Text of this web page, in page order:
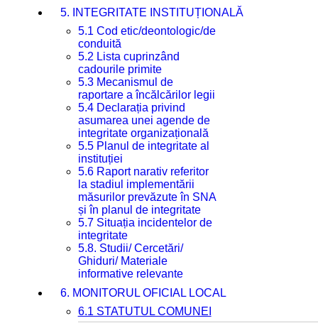
5. INTEGRITATE INSTITUȚIONALĂ
5.1 Cod etic/deontologic/de
conduită
5.2 Lista cuprinzând
cadourile primite
5.3 Mecanismul de
raportare a încălcărilor legii
5.4 Declarația privind
asumarea unei agende de
integritate organizațională
5.5 Planul de integritate al
instituției
5.6 Raport narativ referitor
la stadiul implementării
măsurilor prevăzute în SNA
și în planul de integritate
5.7 Situația incidentelor de
integritate
5.8. Studii/ Cercetări/
Ghiduri/ Materiale
informative relevante
6. MONITORUL OFICIAL LOCAL
6.1 STATUTUL COMUNEI